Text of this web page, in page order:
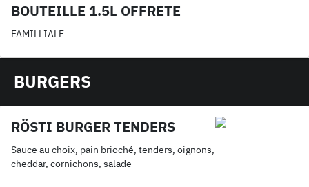
BOUTEILLE 1.5L OFFRETE
FAMILLIALE
BURGERS
RÖSTI BURGER TENDERS
Sauce au choix, pain brioché, tenders, oignons,
cheddar, cornichons, salade